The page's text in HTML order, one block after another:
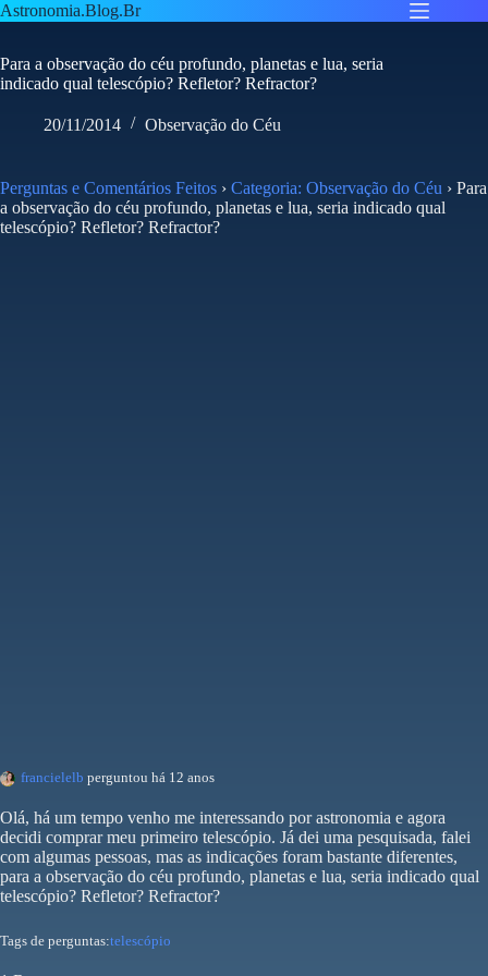
Pular
para
conteúdo
Astronomia.Blog.Br
Para a observação do céu profundo, planetas e lua, seria
indicado qual telescópio? Refletor? Refractor?
20/11/2014 Observação do Céu
Perguntas e Comentários Feitos › Categoria: Observação do Céu › Para
a observação do céu profundo, planetas e lua, seria indicado qual
telescópio? Refletor? Refractor?
francielelb perguntou há 12 anos
Olá, há um tempo venho me interessando por astronomia e agora
decidi comprar meu primeiro telescópio. Já dei uma pesquisada, falei
com algumas pessoas, mas as indicações foram bastante diferentes,
para a observação do céu profundo, planetas e lua, seria indicado qual
telescópio? Refletor? Refractor?
Tags de perguntas:telescópio